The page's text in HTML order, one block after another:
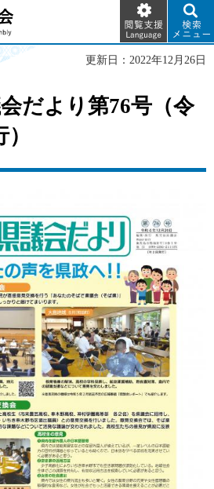
閲覧支
援
Language
検索メ
ニュー
更新日：2022年12月26日
だより第76号（令